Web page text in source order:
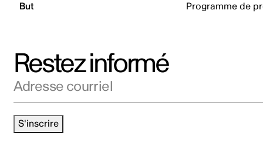
But Programme de
Restez informé
S'inscrire